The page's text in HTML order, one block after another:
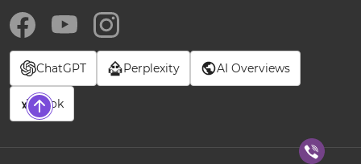
ChatGPT Perplexity AI Overviews
Grok